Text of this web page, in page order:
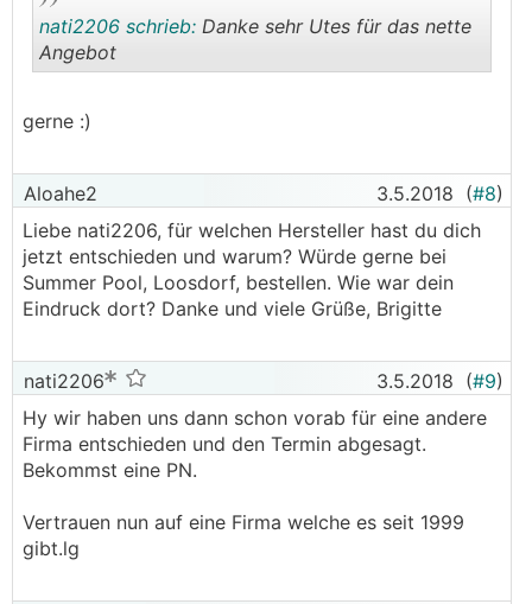
nati2206 schrieb: Danke sehr Utes für das nette
Angebot
gerne :)
Aloahe2 3.5.2018 (#8)
Liebe nati2206, für welchen Hersteller hast du dich
jetzt entschieden und warum? Würde gerne bei
Summer Pool, Loosdorf, bestellen. Wie war dein
Eindruck dort? Danke und viele Grüße, Brigitte
nati2206 3.5.2018 (#9)
Hy wir haben uns dann schon vorab für eine andere
Firma entschieden und den Termin abgesagt.
Bekommst eine PN.
Vertrauen nun auf eine Firma welche es seit 1999
gibt.lg